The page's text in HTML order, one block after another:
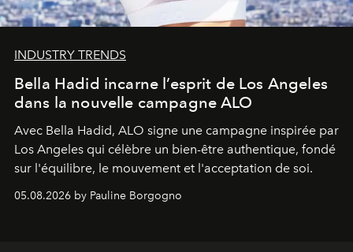
INDUSTRY TRENDS
Bella Hadid incarne l’esprit de Los Angeles
dans la nouvelle campagne ALO
Avec Bella Hadid, ALO signe une campagne inspirée par
Los Angeles qui célèbre un bien-être authentique, fondé
sur l'équilibre, le mouvement et l'acceptation de soi.
05.08.2026 by Pauline Borgogno